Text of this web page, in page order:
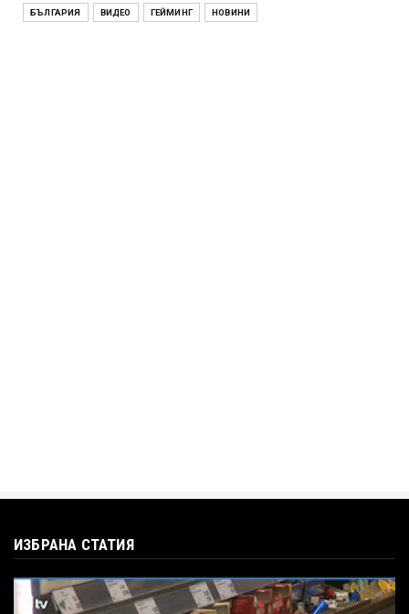
Без милост! Испания пречупи Франция и е
БЪЛГАРИЯ ВИДЕО ГЕЙМИНГ НОВИНИ
ИЗБРАНА СТАТИЯ